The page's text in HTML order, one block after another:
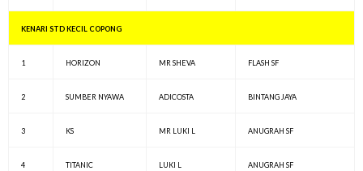
KENARI STD KECIL COPONG
1 HORIZON MR SHEVA FLASH SF
2 SUMBER NYAWA ADICOSTA BINTANG JAYA
3 KS MR LUKI L ANUGRAH SF
4 TITANIC LUKI L ANUGRAH SF